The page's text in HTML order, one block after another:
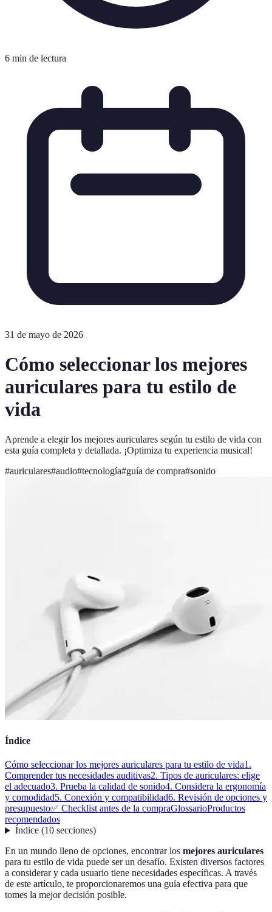
6 min de lectura
31 de mayo de 2026
Cómo seleccionar los mejores
auriculares para tu estilo de
vida
Aprende a elegir los mejores auriculares según tu estilo de vida con
esta guía completa y detallada. ¡Optimiza tu experiencia musical!
#auriculares#audio#tecnología#guía de compra#sonido
Índice
Cómo seleccionar los mejores auriculares para tu estilo de vida1.
Comprender tus necesidades auditivas2. Tipos de auriculares: elige
el adecuado3. Prueba la calidad de sonido4. Considera la ergonomía
y comodidad5. Conexión y compatibilidad6. Revisión de opciones y
presupuesto✅ Checklist antes de la compraGlossarioProductos
recomendados
Índice(10 secciones)
En un mundo lleno de opciones, encontrar los mejores auriculares
para tu estilo de vida puede ser un desafío. Existen diversos factores
a considerar y cada usuario tiene necesidades específicas. A través
de este artículo, te proporcionaremos una guía efectiva para que
tomes la mejor decisión posible.